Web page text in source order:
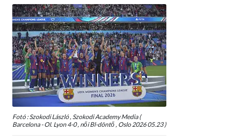
Fotó : Szokodi László , Szokodi Academy Media (
Barcelona - Ol. Lyon 4-0 , női Bl-döntő , Oslo 2026 05.23 )